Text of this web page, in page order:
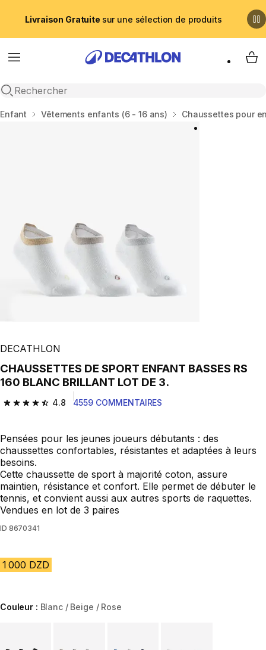
Livraison Gratuite sur une sélection de produits
Menu
Recherche ouverte
My
Accueil
Enfant Vêtements enfants (6 - 16 ans) Chaussettes pour
DECATHLON
CHAUSSETTES DE SPORT ENFANT BASSES RS
160 BLANC BRILLANT LOT DE 3.
4.8
4.8 out of 5 stars from 4559 reviews
4559 COMMENTAIRES
Pensées pour les jeunes joueurs débutants : des
chaussettes confortables, résistantes et adaptées à leurs
besoins.
Cette chaussette de sport à majorité coton, assure
maintien, résistance et confort. Elle permet de débuter le
tennis, et convient aussi aux autres sports de raquettes.
Vendues en lot de 3 paires
ID 8670341
1 000 DZD
Couleur : Blanc / Beige / Rose